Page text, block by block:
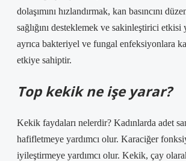
dolaşımını hızlandırmak, kan basıncını
sağlığını desteklemek ve sakinleştirici etkisi
ayrıca bakteriyel ve fungal enfeksiyonlara
etkiye sahiptir.
Top kekik ne işe yarar?
Kekik faydaları nelerdir? Kadınlarda adet
hafifletmeye yardımcı olur. Karaciğer
iyileştirmeye yardımcı olur. Kekik, çay